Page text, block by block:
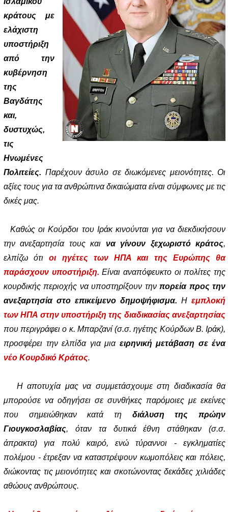
κράτους με
ελάχιστη
υποστήριξη
από την
κυβέρνηση
της
Βαγδάτης
και,
δυστυχώς,
τις
Ηνωμένες
Πολιτείες. Παρέχουν άσυλο σε διωκόμενες μειονότητες. Οι
αξίες τους για τα ανθρώπινα δικαιώματα είναι σύμφωνες με τις
δικές μας.
Καθώς οι Κούρδοι του Ιράκ κινούνται για να διεκδικήσουν
την ανεξαρτησία τους και να γίνουν ξεχωριστό κράτος,
ελπίζω ότιοι ηγέτες των ΗΠΑ και της Ευρώπης θα
παράσχουν υποστήριξη. Είναι αναπόφευκτο οι πολίτες της
κουρδικής περιοχής να υποστηρίξουν την πορεία προς την
ανεξαρτησία στο επικείμενο δημοψήφισμα. Η εμπλοκή
των ΗΠΑ στην υποστήριξη της διαδικασίας ανεξαρτησίας
που περιγράφει ο κ. Μπαρζανί (σ.σ. ηγέτης Κούρδων Β. Ιράκ),
προσφέρει την ελπίδα για μια ειρηνική μετάβαση σε ένα
νέο Κουρδικό Κράτος.
Η αποτυχία μας να συμμετάσχουμε στη διαδικασία θα
μπορούσε να οδηγήσει σε συνθήκες παρόμοιες με εκείνες
που σημειώθηκαν κατά τη διάλυση της πρώην
Γιουγκοσλαβίας, όταν τα δυτικά έθνη στάθηκαν (σ.σ.
άπρακτα) για πολύ καιρό, ενώ τύραννοι - εγκληματίες
πολέμου - έτρεξαν να καταστρέψουν κωμοπόλεις και πόλεις,
διώκοντας τις μειονότητες και σκοτώνοντας δεκάδες χιλιάδες
αθώους ανθρώπους.